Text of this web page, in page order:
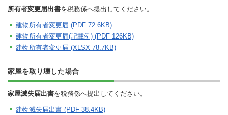
所有者変更届出書を税務係へ提出してください。
建物所有者変更届 (PDF 72.6KB)
建物所有者変更届(記載例) (PDF 126KB)
建物所有者変更届 (XLSX 78.7KB)
家屋を取り壊した場合
家屋滅失届出書を税務係へ提出してください。
建物滅失届出書 (PDF 38.4KB)